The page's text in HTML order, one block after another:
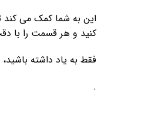
این به شما کمک می کند
کنید و هر قسمت را با
فقط به یاد داشته باشید،
.